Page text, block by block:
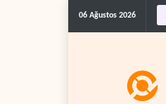
06 Ağustos 2026